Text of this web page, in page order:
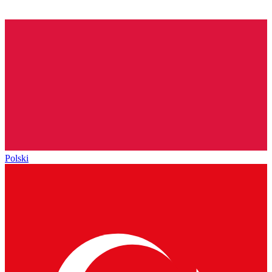
Polski